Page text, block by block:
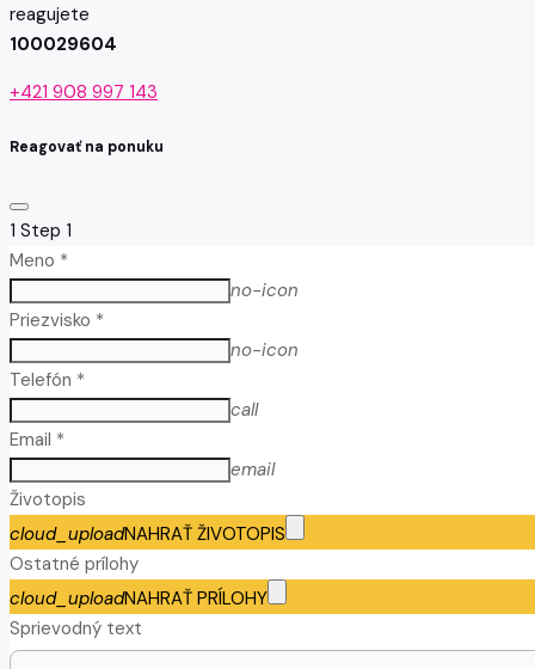
reagujete
100029604
+421 908 997 143
Reagovať na ponuku
1 Step 1
Meno *
no-icon
Priezvisko *
no-icon
Telefón *
call
Email *
email
Životopis
cloud_uploadNAHRAŤ ŽIVOTOPIS
Ostatné prílohy
cloud_uploadNAHRAŤ PRÍLOHY
Sprievodný text